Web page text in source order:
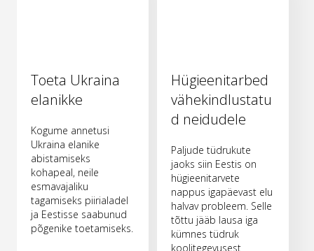
Toeta Ukraina
elanikke
Kogume annetusi
Ukraina elanike
abistamiseks
kohapeal, neile
esmavajaliku
tagamiseks piirialadel
ja Eestisse saabunud
põgenike toetamiseks.
Hügieenitarbed
vähekindlustatu
d neidudele
Paljude tüdrukute
jaoks siin Eestis on
hügieenitarvete
nappus igapäevast elu
halvav probleem. Selle
tõttu jääb lausa iga
kümnes tüdruk
koolitegevusest